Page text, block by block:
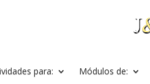
para: Módulos de: